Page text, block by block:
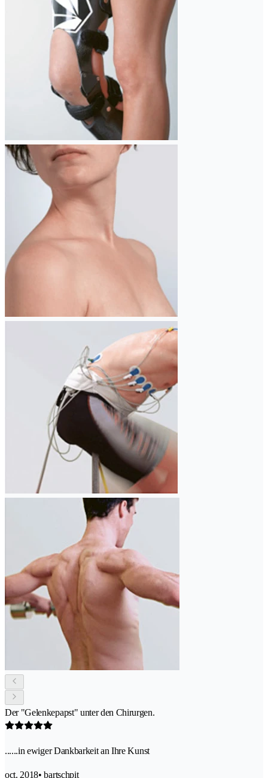
Der "Gelenkepapst" unter den Chirurgen.
......in ewiger Dankbarkeit an Ihre Kunst
oct. 2018• bartschpit